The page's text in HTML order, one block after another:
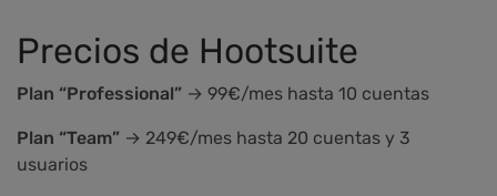
Precios de Hootsuite
Plan “Professional” → 99€/mes hasta 10 cuentas
Plan “Team” → 249€/mes hasta 20 cuentas y 3
usuarios